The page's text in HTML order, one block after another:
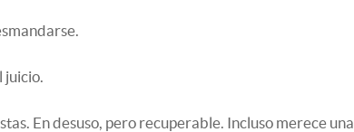
juicio.
En desuso, pero recuperable. Incluso merece una